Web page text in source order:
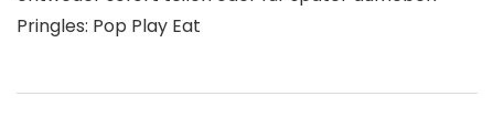
Pringles: Pop Play Eat